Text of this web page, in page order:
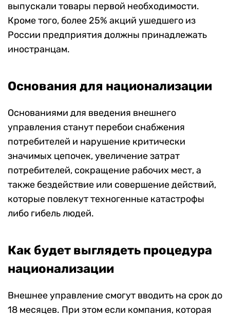
выпускали товары первой необходимости.
Кроме того, более 25% акций ушедшего из
России предприятия должны принадлежать
иностранцам.
Основания для национализации
Основаниями для введения внешнего
управления станут перебои снабжения
потребителей и нарушение критически
значимых цепочек, увеличение затрат
потребителей, сокращение рабочих мест, а
также бездействие или совершение действий,
которые повлекут техногенные катастрофы
либо гибель людей.
Как будет выглядеть процедура
национализации
Внешнее управление смогут вводить на срок до
18 месяцев. При этом если компания, которая